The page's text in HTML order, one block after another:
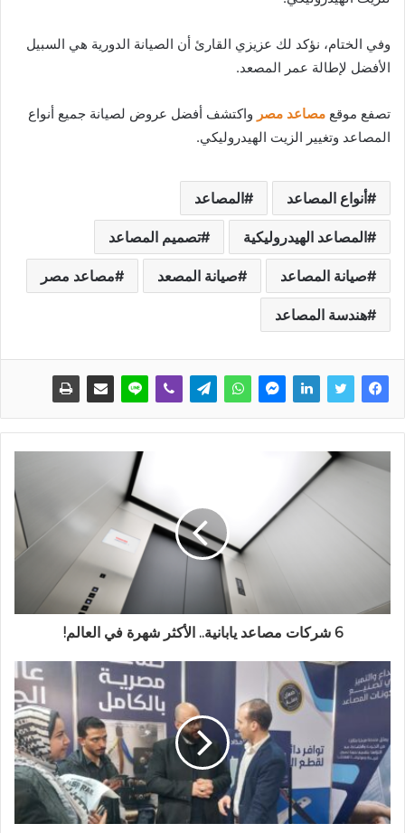
وفي الختام، نؤكد لك عزيزي القارئ أن الصيانة الدورية هي السبيل
الأفضل لإطالة عمر المصعد.
تصفع موقع مصاعد مصر واكتشف أفضل عروض لصيانة جميع أنواع
المصاعد وتغيير الزيت الهيدروليكي.
أنواع المصاعد المصاعد
المصاعد الهيدروليكية تصميم المصاعد
صيانة المصاعد صيانة المصعد مصاعد مصر
هندسة المصاعد
6 شركات مصاعد يابانية.. الأكثر شهرة في العالم!